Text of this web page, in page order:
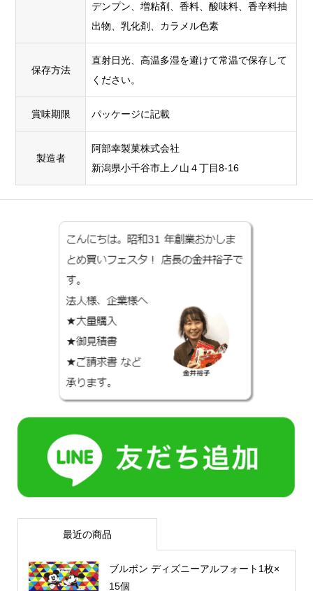
デンプン、増粘剤、香料、酸味料、香辛料抽
出物、乳化剤、カラメル色素
保存方法
直射日光、高温多湿を避けて常温で保存して
ください。
賞味期限 パッケージに記載
製造者
阿部幸製菓株式会社
新潟県小千谷市上ノ山４丁目8-16
最近の商品
ブルボン ディズニーアルフォート1枚×
15個